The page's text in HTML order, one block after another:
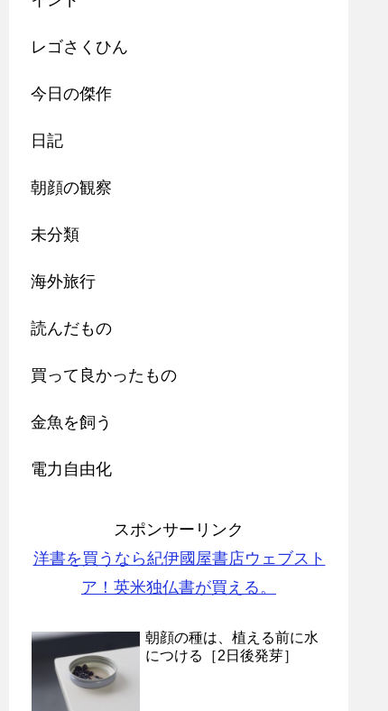
レゴさくひん
今日の傑作
日記
朝顔の観察
未分類
海外旅行
読んだもの
買って良かったもの
金魚を飼う
電力自由化
スポンサーリンク
洋書を買うなら紀伊國屋書店ウェブスト
ア！英米独仏書が買える。
朝顔の種は、植える前に水
につける［2日後発芽］